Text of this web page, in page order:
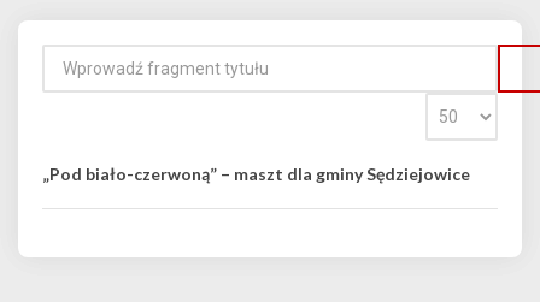
„Pod biało-czerwoną” – maszt dla gminy Sędziejowice